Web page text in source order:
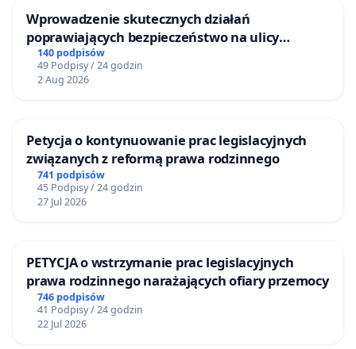
Wprowadzenie skutecznych działań
poprawiających bezpieczeństwo na ulicy
Żeromskiego w Otwocku
140 podpisów
49 Podpisy / 24 godzin
2 Aug 2026
Petycja o kontynuowanie prac legislacyjnych
związanych z reformą prawa rodzinnego
741 podpisów
45 Podpisy / 24 godzin
27 Jul 2026
PETYCJA o wstrzymanie prac legislacyjnych
prawa rodzinnego narażających ofiary przemocy
746 podpisów
41 Podpisy / 24 godzin
22 Jul 2026